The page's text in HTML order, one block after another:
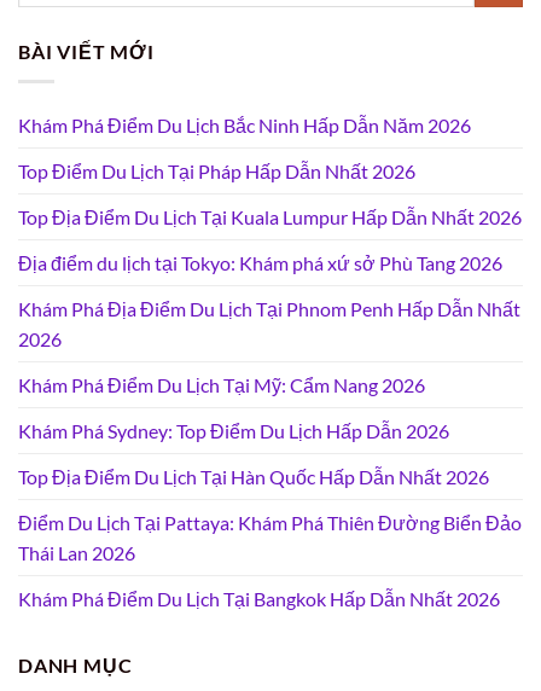
BÀI VIẾT MỚI
Khám Phá Điểm Du Lịch Bắc Ninh Hấp Dẫn Năm 2026
Top Điểm Du Lịch Tại Pháp Hấp Dẫn Nhất 2026
Top Địa Điểm Du Lịch Tại Kuala Lumpur Hấp Dẫn Nhất 2026
Địa điểm du lịch tại Tokyo: Khám phá xứ sở Phù Tang 2026
Khám Phá Địa Điểm Du Lịch Tại Phnom Penh Hấp Dẫn Nhất
2026
Khám Phá Điểm Du Lịch Tại Mỹ: Cẩm Nang 2026
Khám Phá Sydney: Top Điểm Du Lịch Hấp Dẫn 2026
Top Địa Điểm Du Lịch Tại Hàn Quốc Hấp Dẫn Nhất 2026
Điểm Du Lịch Tại Pattaya: Khám Phá Thiên Đường Biển Đảo
Thái Lan 2026
Khám Phá Điểm Du Lịch Tại Bangkok Hấp Dẫn Nhất 2026
DANH MỤC